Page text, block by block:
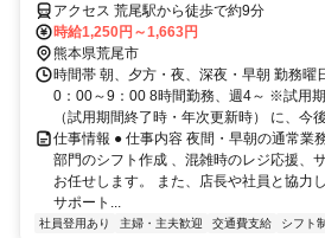
アクセス 荒尾駅から徒歩で約9分
時給1,250円～1,663円
熊本県荒尾市
時間帯 朝、夕方・夜、深夜・早朝 勤務曜
0：00～9：00 8時間勤務、週4～ ※試用
（試用期間終了時・年次更新時） に、今
仕事情報 ● 仕事内容 夜間・早朝の通常業
部門のシフト作成 、混雑時のレジ応援、
お任せします。 また、店長や社員と協力
サポート...
社員登用あり 主婦・主夫歓迎 交通費支給 シフト制